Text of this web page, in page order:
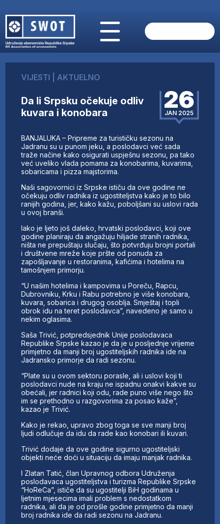
O NAMA
AKTUELNO
ANALIZE
FINANSIJE
IZ STRANIH MEDIJA
AKTIVNOSTI
SWOT INTERVJU
UČLANI SE
KONTAKT
VIJESTI AKTUELNO
Da li Srpsku očekuje odliv
kuvara i konobara
26
JAN 2025
BANJALUKA – Pripreme za turističku sezonu na
Jadranu su u punom jeku, a poslodavci već sada
traže načine kako osigurati uspješnu sezonu, pa tako
već uveliko vlada pomama za konobarima, kuvarima,
sobaricama i pizza majstorima.
Naši sagovornici iz Srpske ističu da ove godine ne
očekuju odliv radnika iz ugostiteljstva kako je to bilo
ranijih godina, jer, kako kažu, poboljšani su uslovi rada
u ovoj branši.
Iako je ljeto još daleko, hrvatski poslodavci, koji ove
godine planiraju da angažuju hiljade stranih radnika,
ništa ne prepuštaju slučaju, što potvrđuju brojni portali
i društvene mreže koje pršte od ponuda za
zapošljavanje u restoranima, kafićima i hotelima na
tamošnjem primorju.
“U našim hotelima i kampovima u Poreču, Rapcu,
Dubrovniku, Krku i Rabu potrebno je više konobara,
kuvara, sobarica i drugog osoblja. Smještaj i topli
obrok idu na teret poslodavca”, navedeno je samo u
nekim oglasima.
Saša Trivić, potpredsjednik Unije poslodavaca
Republike Srpske kazao je da je u posljednje vrijeme
primjetno da manji broj ugostiteljskih radnika ide na
Jadransko primorje da radi sezonu.
“Plate su u ovom sektoru porasle, ali i uslovi koji ti
poslodavci nude na kraju ne ispadnu onakvi kakve su
obećali, jer radnici koji odu, rade puno više nego što
im se prethodno u razgovorima za posao kaže”,
kazao je Trivić.
Kako je rekao, upravo zbog toga se sve manji broj
ljudi odlučuje da idu da rade kao konobari ili kuvari.
Trivić dodaje da ove godine sigurno ugostiteljski
objekti neće doći u situaciju da imaju manjak radnika.
I Zlatan Tatić, član Upravnog odbora Udruženja
poslodavaca ugostiteljstva i turizma Republike Srpske
“HoReCa”, ističe da su ugostitelji BiH godinama u
ljetnim mjesecima imali problem s nedostatkom
radnika, ali da je od prošle godine primjetno da manji
broj radnika ide da radi sezonu na Jadranu.